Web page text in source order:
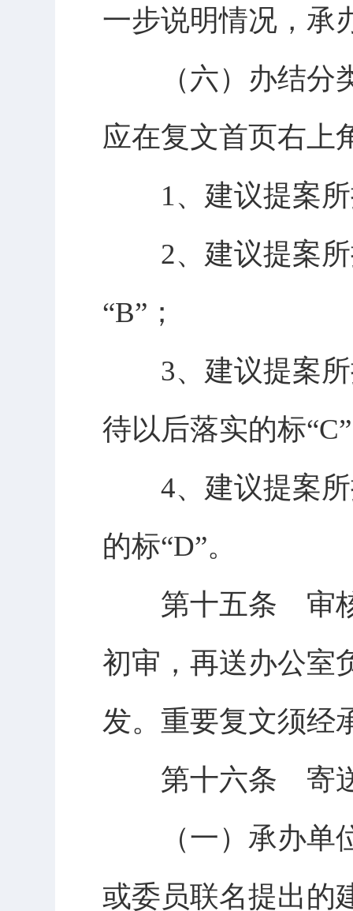
一步说明情况，承
（六）办结分类
应在复文首页右上
1、建议提案所
2、建议提案所
“B”；
3、建议提案所
待以后落实的标
4、建议提案所
的标“D”。
第十五条 审核
初审，再送办公室
发。重要复文须经
第十六条 寄送
（一）承办单位
或委员联名提出的